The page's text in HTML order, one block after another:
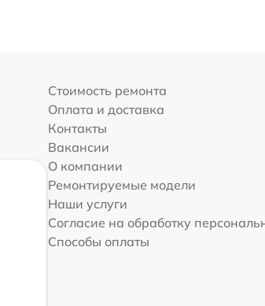
Стоимость ремонта
Оплата и доставка
Контакты
Вакансии
О компании
Ремонтируемые модели
Наши услуги
Согласие на обработку
Способы оплаты